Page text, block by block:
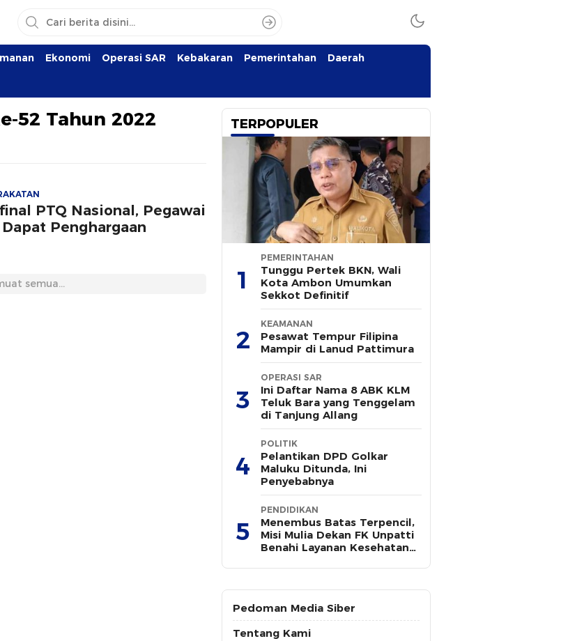
Ekonomi Operasi SAR Kebakaran Pemerintahan Daerah
52 Tahun 2022
PTQ Nasional, Pegawai
Penghargaan
semua...
TERPOPULER
1
PEMERINTAHAN
Tunggu Pertek BKN, Wali
Kota Ambon Umumkan
Sekkot Definitif
2
KEAMANAN
Pesawat Tempur Filipina
Mampir di Lanud Pattimura
3
OPERASI SAR
Ini Daftar Nama 8 ABK KLM
Teluk Bara yang Tenggelam
di Tanjung Allang
4
POLITIK
Pelantikan DPD Golkar
Maluku Ditunda, Ini
Penyebabnya
5
PENDIDIKAN
Menembus Batas Terpencil,
Misi Mulia Dekan FK Unpatti
Benahi Layanan Kesehatan
Pedoman Media Siber
Tentang Kami